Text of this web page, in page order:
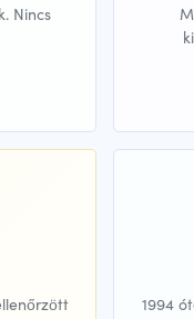
Nincs
1994